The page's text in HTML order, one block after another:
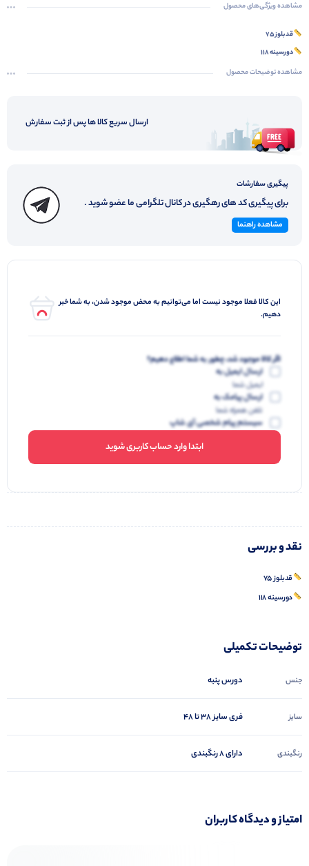
مشاهده ویژگی‌های محصول
قدبلوز ۷۵
دورسینه ۱۱۸
مشاهده توضیحات محصول
ارسال سریع کالا ها پس از ثبت سفارش
پیگیری سفارشات
برای پیگیری کد های رهگیری در کانال تلگرامی ما عضو شوید .
مشاهده راهنما
این کالا فعلا موجود نیست اما می‌توانیم به محض موجود شدن، به شما خبر
دهیم.
اگر کالا موجود شد، چطور به شما اطلاع دهیم؟
ارسال ایمیل به
ایمیل شما
ارسال پیامک به
تلفن همراه شما
سیستم پیام شخصی آی شاپ
ابتدا وارد حساب کاربری شوید
نقد و بررسی
قدبلوز ۷۵
دورسینه ۱۱۸
توضیحات تکمیلی
جنس دورس پنبه
سایز فری سایز 38 تا 48
رنگبندی دارای 8 رنگبندی
امتیاز و دیدگاه کاربران